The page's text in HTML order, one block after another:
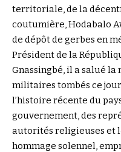
territoriale, de la
coutumière, Hodabalo
de dépôt de gerbes en
Président de la
Gnassingbé, il a salué
militaires tombés ce
l’histoire récente du
gouvernement, des
autorités religieuses et
hommage solennel,